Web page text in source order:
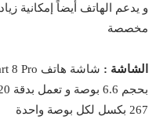
و يدعم الهاتف أيضاً إمكانية
مخصصة
الشاشة :
267 بكسل لكل بوصة واحدة